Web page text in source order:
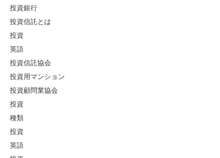
投資銀行
投資信託とは
投資
英語
投資信託協会
投資用マンション
投資顧問業協会
投資
種類
投資
英語